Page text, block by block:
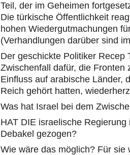
Teil, der im Geheimen
Die türkische Öffentlichkeit
hohen Wiedergutmachungen
(Verhandlungen darüber sind
Der geschickte Politiker Recep
Zwischenfall dafür, die Fronten
Einfluss auf arabische Länder,
Reich gehört hatten,
Was hat Israel bei dem
HAT DIE israelische
Debakel gezogen?
Wie wäre das möglich? Für